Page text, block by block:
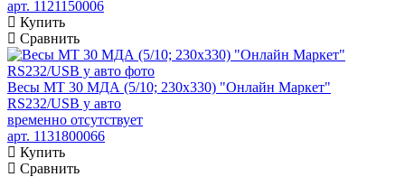
арт. 1121150006
Купить
Сравнить
Весы МТ 30 МДА (5/10; 230х330) "Онлайн Маркет"
RS232/USB у авто
временно отсутствует
арт. 1131800066
Купить
Сравнить